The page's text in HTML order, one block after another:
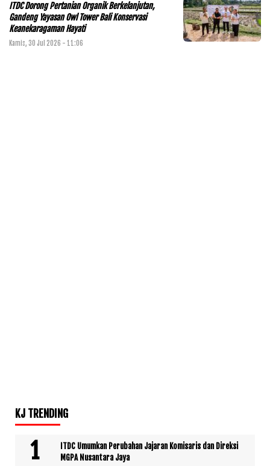
ITDC Dorong Pertanian Organik Berkelanjutan,
Gandeng Yayasan Owl Tower Bali Konservasi
Keanekaragaman Hayati
Kamis, 30 Jul 2026 - 11:06
KJ TRENDING
ITDC Umumkan Perubahan Jajaran Komisaris dan Direksi
MGPA Nusantara Jaya